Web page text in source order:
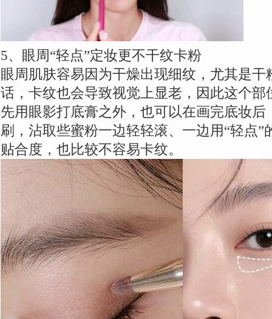
5、眼周“轻点”定妆更不干纹卡粉
眼周肌肤容易因为干燥出现细纹，尤其是
话，卡纹也会导致视觉上显老，因此这个
先用眼影打底膏之外，也可以在画完底妆
刷，沾取些蜜粉一边轻轻滚、一边用“轻点”
贴合度，也比较不容易卡纹。